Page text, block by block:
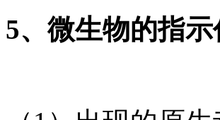
5、微生物的指示